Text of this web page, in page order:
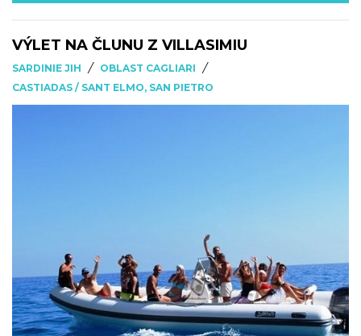
VÝLET NA ČLUNU Z VILLASIMIU
SARDINIE JIH / OBLAST CAGLIARI /
CASTIADAS / SANT ELMO, SAN PIETRO